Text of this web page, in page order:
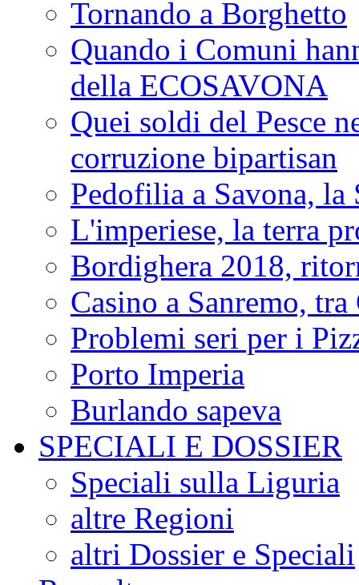
Tornando a Borghetto
Quando i Comuni
della ECOSAVONA
Quei soldi del Pesce
corruzione bipartisan
Pedofilia a Savona, la
L'imperiese, la terra
Bordighera 2018,
Casino a Sanremo,
Problemi seri per i
Porto Imperia
Burlando sapeva
SPECIALI E DOSSIER
Speciali sulla Liguria
altre Regioni
altri Dossier e Speciali